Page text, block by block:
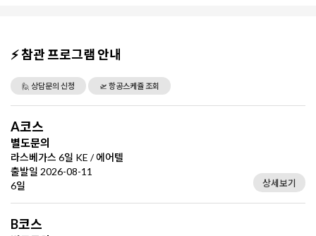
⚡ 참관 프로그램 안내
🙋 상담문의 신청 🛫 항공스케쥴 조회
A코스
별도문의
라스베가스 6일 KE / 에어텔
출발일 2026-08-11
6일
상세보기
B코스